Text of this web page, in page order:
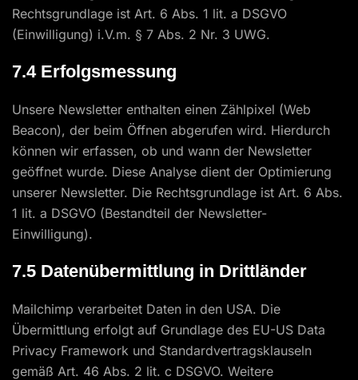
Rechtsgrundlage ist Art. 6 Abs. 1 lit. a DSGVO
(Einwilligung) i.V.m. § 7 Abs. 2 Nr. 3 UWG.
7.4 Erfolgsmessung
Unsere Newsletter enthalten einen Zählpixel (Web
Beacon), der beim Öffnen abgerufen wird. Hierdurch
können wir erfassen, ob und wann der Newsletter
geöffnet wurde. Diese Analyse dient der Optimierung
unserer Newsletter. Die Rechtsgrundlage ist Art. 6 Abs.
1 lit. a DSGVO (Bestandteil der Newsletter-
Einwilligung).
7.5 Datenübermittlung in Drittländer
Mailchimp verarbeitet Daten in den USA. Die
Übermittlung erfolgt auf Grundlage des EU-US Data
Privacy Framework und Standardvertragsklauseln
gemäß Art. 46 Abs. 2 lit. c DSGVO. Weitere